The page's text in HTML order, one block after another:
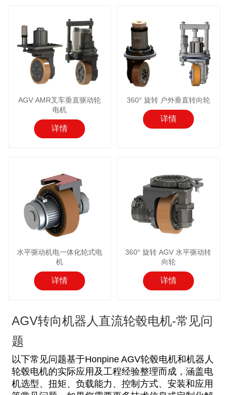
AGV AMR叉车垂直驱动轮
电机
详情
360° 旋转 户外垂直转向轮
详情
水平驱动机电一体化轮式电
机
详情
360° 旋转 AGV 水平驱动转
向轮
详情
AGV转向机器人直流轮毂电机-常见问
题
以下常见问题基于Honpine AGV轮毂电机和机器人
轮毂电机的实际应用及工程经验整理而成，涵盖电
机选型、扭矩、负载能力、控制方式、安装和应用